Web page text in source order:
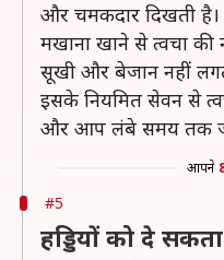
और चमकदार दिखती है।
मखाना खाने से त्वचा की
सूखी और बेजान नहीं
इसके नियमित सेवन से
और आप लंबे समय तक
आपने
#5
हड्डियों को दे